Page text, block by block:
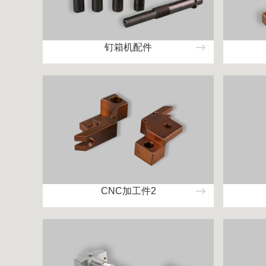
钉箱机配件
CNC加工件2